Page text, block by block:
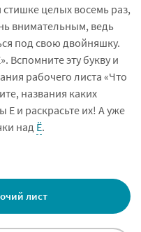
стишке целых восемь раз,
внимательным, ведь
под свою двойняшку.
Вспомните эту букву и
рабочего листа «Что
названия каких
и раскрасьте их! А уже
надЁ.
лист